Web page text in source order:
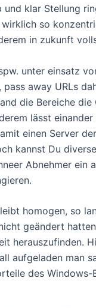
klar Stellung
so
in zukunft
unter einsatz
away URLs
die Bereiche die
lässt
einen Server
kannst Du
Abnehmer ein
homogen, so
geändert
herauszufinden.
aufgeladen man
des